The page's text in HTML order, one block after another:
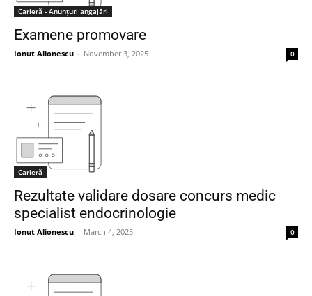
Carieră - Anunțuri angajări
Examene promovare
Ionut Alionescu - November 3, 2025 0
Carieră
Rezultate validare dosare concurs medic
specialist endocrinologie
Ionut Alionescu - March 4, 2025 0